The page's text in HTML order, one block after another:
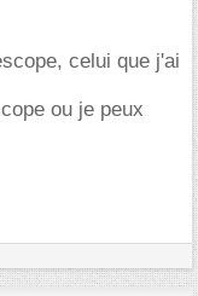
celui que j'ai
ou je peux